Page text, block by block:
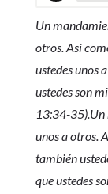
Un
otros. Así
ustedes unos
ustedes son
13:34-35).Un
unos a otros.
también
que ustedes